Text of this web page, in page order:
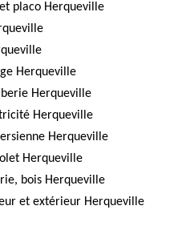
placo Herqueville
Herqueville
Herqueville
Herqueville
Herqueville
Herqueville
bois Herqueville
et extérieur Herqueville